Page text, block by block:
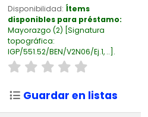
Disponibilidad: Ítems
disponibles para préstamo:
Mayorazgo (2) Signatura
topográfica:
IGP/551.52/BEN/V2N06/Ej.1, .. .
Guardar en listas